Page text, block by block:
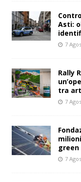
Asti:
7
Rally
tra
7
green
7